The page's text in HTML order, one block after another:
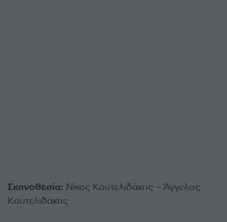
Σκηνοθεσία: Νίκος Κουτελιδάκης – Άγγελος
Κουτελιδάκης